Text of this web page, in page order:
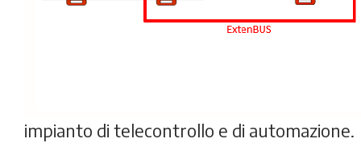
impianto di telecontrollo e di automazione.